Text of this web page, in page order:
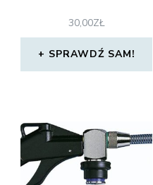
30,00ZŁ
SPRAWDŹ SAM!